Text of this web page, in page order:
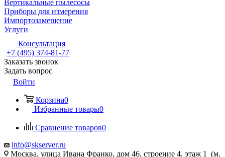
Вертикальные пылесосы
Приборы для измерения
Импортозамещение
Услуги
Консультация
+7 (495) 374-81-77
Заказать звонок
Задать вопрос
Войти
Корзина0
Избранные товары0
Сравнение товаров0
info@skserver.ru
Москва, улица Ивана Франко, дом 46, строение 4, этаж 1 (м.